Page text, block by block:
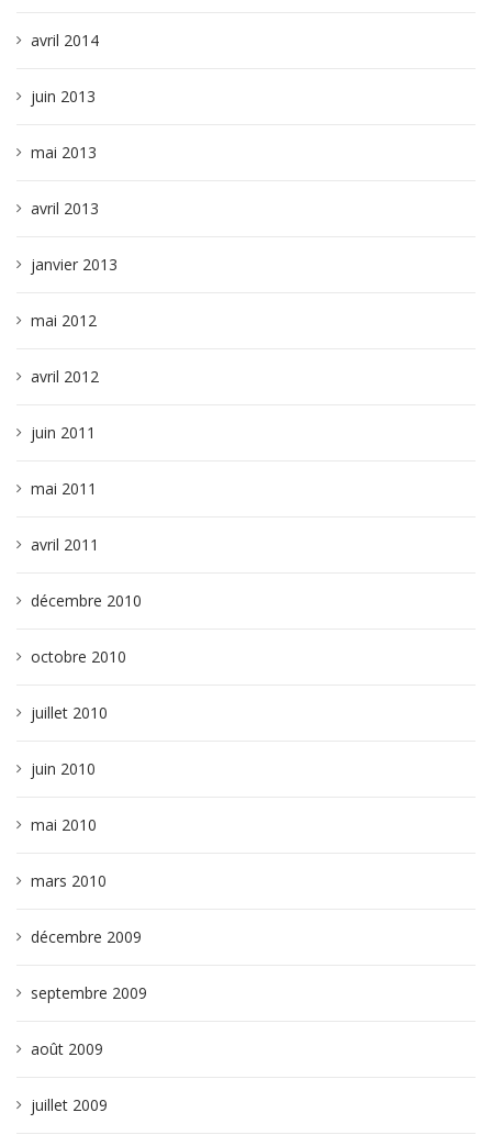
avril 2014
juin 2013
mai 2013
avril 2013
janvier 2013
mai 2012
avril 2012
juin 2011
mai 2011
avril 2011
décembre 2010
octobre 2010
juillet 2010
juin 2010
mai 2010
mars 2010
décembre 2009
septembre 2009
août 2009
juillet 2009